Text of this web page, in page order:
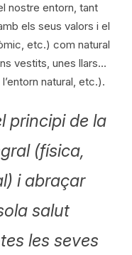
nostre entorn, tant
els seus valors i el
etc.) com natural
vestits, unes llars…
natural, etc.).
principi de la
(física,
i abraçar
salut
les seves